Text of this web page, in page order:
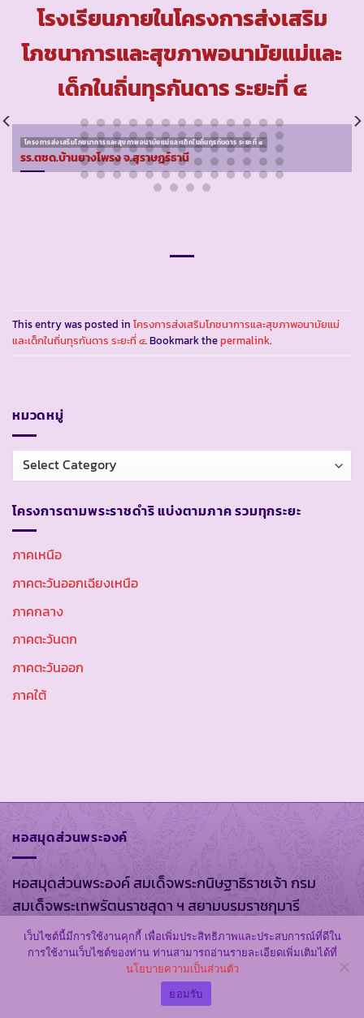
โรงเรียนภายในโครงการส่งเสริม
โภชนาการและสุขภาพอนามัยแม่และ
เด็กในถิ่นทุรกันดาร ระยะที่ ๔
โครงการส่งเสริมโภชนาการและสุขภาพอนามัยแม่และเด็กในถิ่นทุรกันดาร ระยะที่ ๔
รร.ตชด.บ้านยางโพรง จ.สุราษฏร์ธานี
This entry was posted in โครงการส่งเสริมโภชนาการและสุขภาพอนามัยแม่
และเด็กในถิ่นทุรกันดาร ระยะที่ ๔. Bookmark thepermalink.
หมวดหมู่
หมวด
หมู่
โครงการตามพระราชดำริ แบ่งตามภาค รวมทุกระยะ
ภาคเหนือ
ภาคตะวันออกเฉียงเหนือ
ภาคกลาง
ภาคตะวันตก
ภาคตะวันออก
ภาคใต้
หอสมุดส่วนพระองค์
หอสมุดส่วนพระองค์ สมเด็จพระกนิษฐาธิราชเจ้า กรม
สมเด็จพระเทพรัตนราชสุดา ฯ สยามบรมราชกุมารี
อาคารชัยพัฒนา สวนจิตรลดา พระราชวังดุสิต
กรุงเทพมหานคร 10303
โทร. 0 2280 3581-9
เว็บไซต์นี้มีการใช้งานคุกกี้ เพื่อเพิ่มประสิทธิภาพและประสบการณ์ที่ดีใน
การใช้งานเว็บไซต์ของท่าน ท่านสามารถอ่านรายละเอียดเพิ่มเติมได้ที่
นโยบายความเป็นส่วนตัว
ยอมรับ